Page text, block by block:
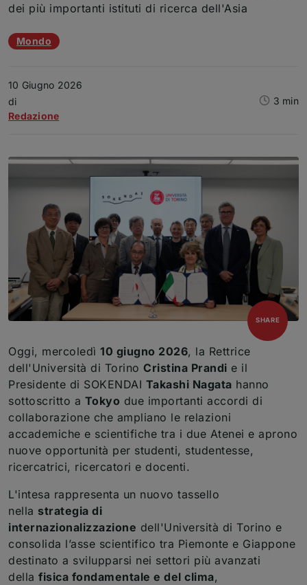
dei più importanti istituti di ricerca dell'Asia
Mondo
10 Giugno 2026
Articolo
di
Redazione
3 min
open
SHARE
Oggi, mercoledì 10 giugno 2026, la Rettrice
dell'Università di Torino Cristina Prandi e il
Presidente di SOKENDAI Takashi Nagata hanno
sottoscritto a Tokyo due importanti accordi di
collaborazione che ampliano le relazioni
accademiche e scientifiche tra i due Atenei e aprono
nuove opportunità per studenti, studentesse,
ricercatrici, ricercatori e docenti.
L'intesa rappresenta un nuovo tassello
nella strategia di
internazionalizzazione dell'Università di Torino e
consolida l’asse scientifico tra Piemonte e Giappone
destinato a svilupparsi nei settori più avanzati
della fisica fondamentale e del clima,